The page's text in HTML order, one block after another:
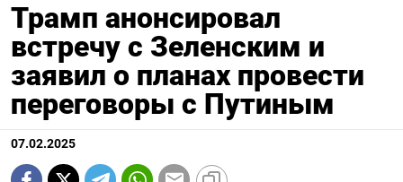
Трамп анонсировал
встречу с Зеленским и
заявил о планах провести
переговоры с Путиным
07.02.2025